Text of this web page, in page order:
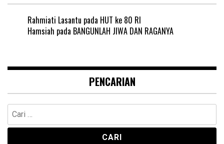
Rahmiati Lasantu pada HUT ke 80 RI
Hamsiah pada BANGUNLAH JIWA DAN RAGANYA
PENCARIAN
Cari
untuk: